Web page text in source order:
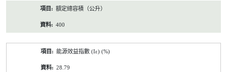
額定總容積（公升）
400
能源效益指數 (Iε) (%)
28.79